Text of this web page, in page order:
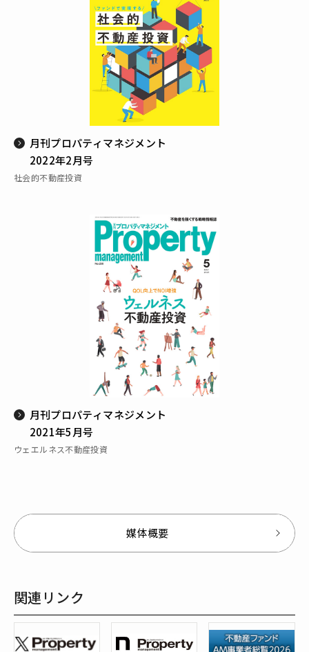
月刊プロパティマネジメント
2022年2月号
社会的不動産投資
月刊プロパティマネジメント
2021年5月号
ウェエルネス不動産投資
媒体概要
関連リンク